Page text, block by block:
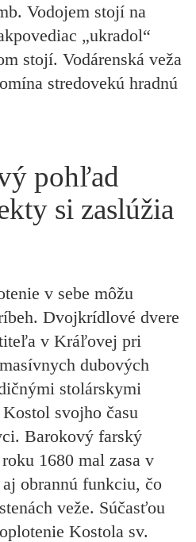
. Vodojem stojí na
„ukradol“
stojí. Vodárenská veža
stredovekú hradnú
pohľad
si zaslúžia
v sebe môžu
Dvojkrídlové dvere
v Kráľovej pri
dubových
stolárskymi
svojho času
Barokový farský
1680 mal zasa v
obrannú funkciu, čo
veže. Súčasťou
oplotenie Kostola sv.